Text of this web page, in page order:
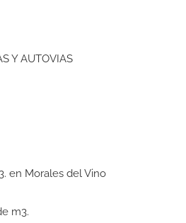
Y AUTOVIAS
en Morales del Vino
m3.